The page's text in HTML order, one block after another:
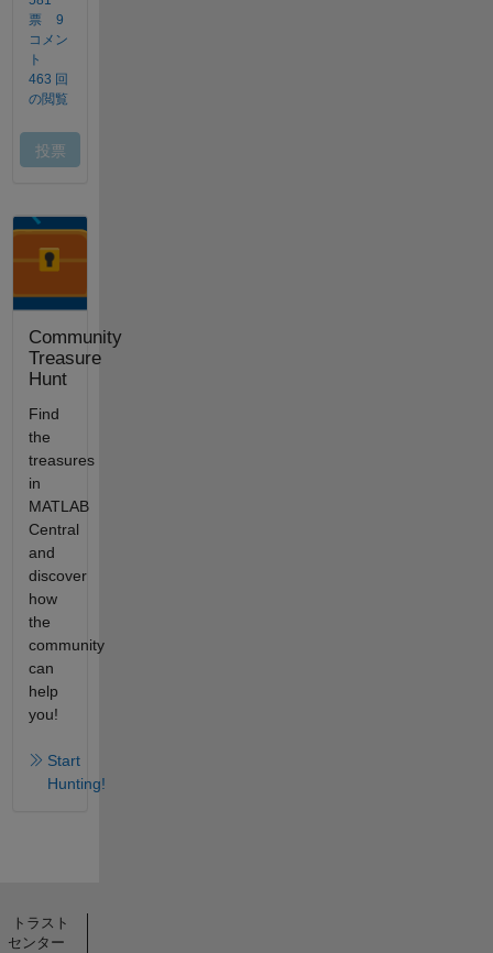
Community
Treasure
Hunt
Find
the
treasures
in
MATLAB
Central
and
discover
how
the
community
can
help
you!
Start
Hunting!
トラスト
センター